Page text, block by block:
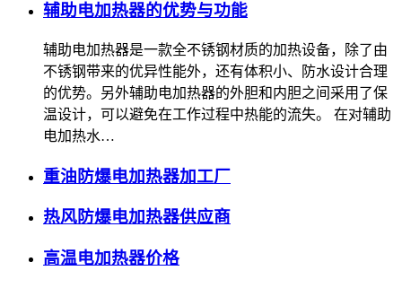
辅助电加热器的优势与功能
辅助电加热器是一款全不锈钢材质的加热设备，除了由
不锈钢带来的优异性能外，还有体积小、防水设计合理
的优势。另外辅助电加热器的外胆和内胆之间采用了保
温设计，可以避免在工作过程中热能的流失。 在对辅助
电加热水…
重油防爆电加热器加工厂
热风防爆电加热器供应商
高温电加热器价格